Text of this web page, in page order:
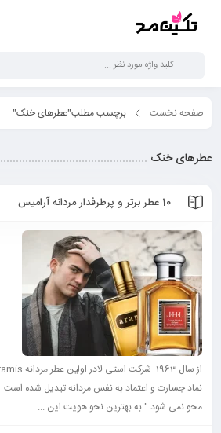
صفحه نخست برچسب مطلب"عطرهای خنک"
عطرهای خنک
10 عطر برتر و پرطرفدار مردانه آرامیس
نماد جسارت و اعتماد به نفس مردانه تبدیل شده است.
محو نمی شود " به بهترین نحو هویت این ...